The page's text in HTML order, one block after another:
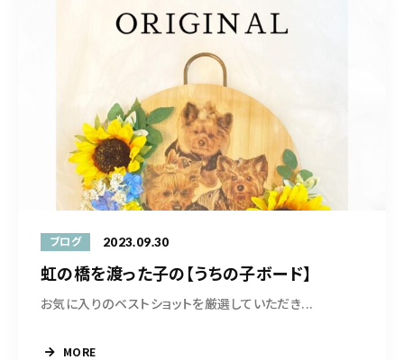
ブログ 2023.09.30
虹の橋を渡った子の【うちの子ボード】
お気に入りのベストショットを厳選していただき...
MORE